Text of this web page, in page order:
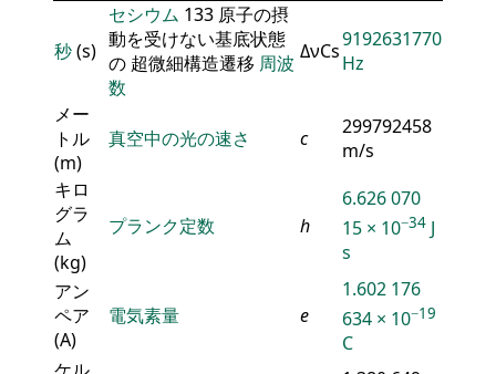
秒(s)
セシウム 133 原子の摂
動を受けない基底状態
の 超微細構造遷移 周波
数
ΔνCs9192631770
Hz
メー
トル
(m)
真空中の光の速さ c
299792458
m/s
キロ
グラ
ム
(kg)
プランク定数 h
6.626 070
15 × 10−34 J
s
アン
ペア
(A)
電気素量 e
1.602 176
634 × 10−19
C
ケル